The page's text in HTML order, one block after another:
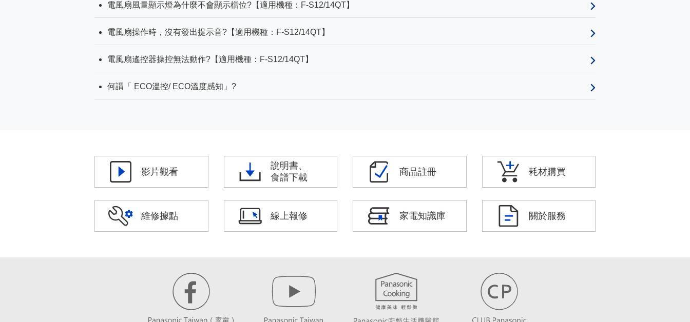
電風扇風量顯示燈為什麼不會顯示檔位?【適用機種：F-S12/14QT】
電風扇操作時，沒有發出提示音?【適用機種：F-S12/14QT】
電風扇遙控器操控無法動作?【適用機種：F-S12/14QT】
何謂「 ECO溫控/ ECO溫度感知」?
影片觀看
說明書、
食譜下載
商品註冊 耗材購買
維修據點 線上報修 家電知識庫 關於服務